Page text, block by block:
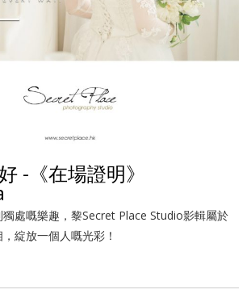
-《在場證明》
處嘅樂趣，黎Secret Place Studio影輯屬於
綻放一個人嘅光彩！